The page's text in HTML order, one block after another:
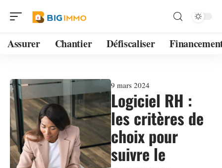
Assurer Chantier Défiscaliser
9 mars 2024
Logiciel RH :
les critères de
choix pour
suivre le